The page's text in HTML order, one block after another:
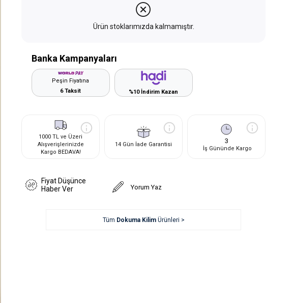
Ürün stoklarımızda kalmamıştır.
Banka Kampanyaları
Peşin Fiyatına
6 Taksit
%10 İndirim Kazan
1000 TL ve Üzeri
Alışverişlerinizde
Kargo BEDAVA!
14 Gün İade Garantisi 3
İş Gününde Kargo
Fiyat Düşünce
Haber Ver
Yorum Yaz
Tüm Dokuma KilimÜrünleri >